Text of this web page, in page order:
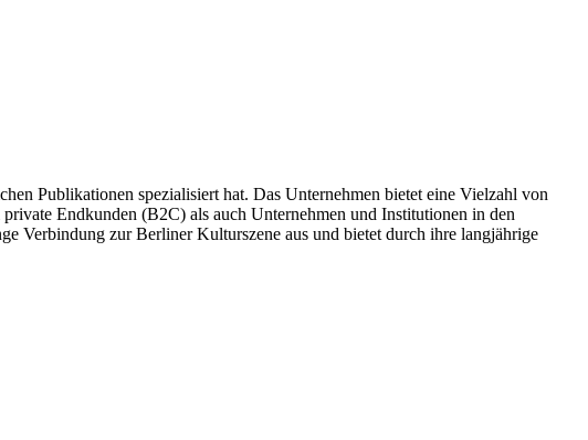
Publikationen spezialisiert hat. Das Unternehmen bietet eine Vielzahl von
Endkunden (B2C) als auch Unternehmen und Institutionen in den
Verbindung zur Berliner Kulturszene aus und bietet durch ihre langjährige